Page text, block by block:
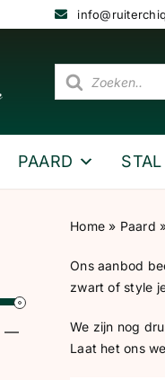
Producten
zoeken
PAARD STAL
—
Home » Paard
Ons aanbod
zwart of style
We zijn nog
Laat het ons